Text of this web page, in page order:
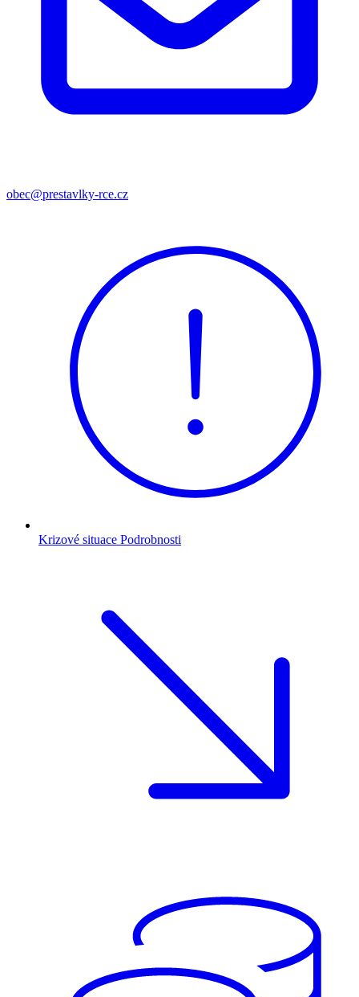
obec@prestavlky-rce.cz
Krizové situace Podrobnosti